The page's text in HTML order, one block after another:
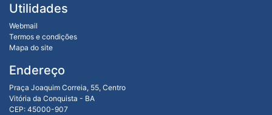
Utilidades
Webmail
Termos e condições
Mapa do site
Endereço
Praça Joaquim Correia, 55, Centro
Vitória da Conquista - BA
CEP: 45000-907